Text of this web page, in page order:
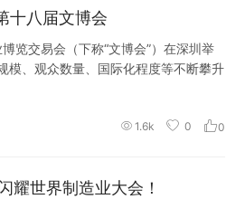
十八届文博会
览交易会（下称“文博会”）在深圳举
模、观众数量、国际化程度等不断攀升
1.6k 0 0
耀世界制造业大会！